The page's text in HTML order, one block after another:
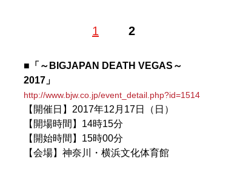
1 2
ダクションを経て、フリー。2015年1月、“飯伏幸太vsヨ
代タイガーマスクこと佐山サトルを応援する「佐山女子
@sayama_joshi
記事一覧へ
■「～BIGJAPAN DEATH VEGAS～
2017」
http://www.bjw.co.jp/event_detail.php?id=1514
【開催日】2017年12月17日（日）
【開場時間】14時15分
【開始時間】15時00分
【会場】神奈川・横浜文化体育館